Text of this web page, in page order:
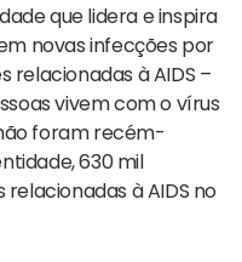
que lidera e inspira
novas infecções por
relacionadas à AIDS –
vivem com o vírus
foram recém-
630 mil
à AIDS no